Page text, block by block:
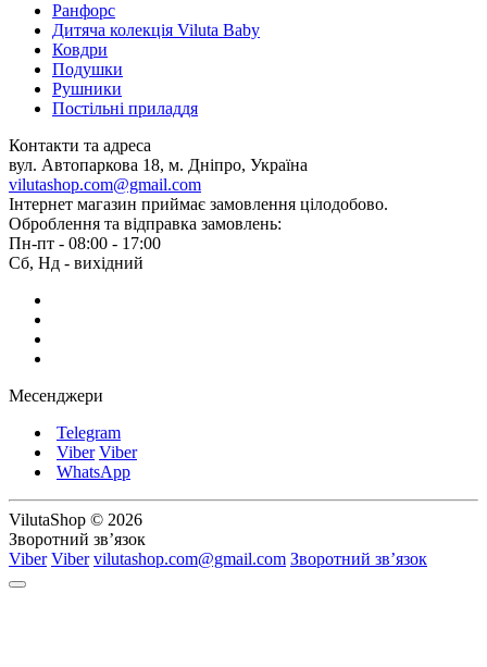
Ранфорс
Дитяча колекція Viluta Baby
Ковдри
Подушки
Рушники
Постільні приладдя
Контакти та адреса
вул. Автопаркова 18, м. Дніпро, Україна
vilutashop.com@gmail.com
Інтернет магазин приймає замовлення цілодобово.
Оброблення та відправка замовлень:
Пн-пт - 08:00 - 17:00
Сб, Нд - вихідний
Месенджери
Telegram
Viber Viber
WhatsApp
VilutaShop © 2026
Зворотний зв’язок
Viber Viber vilutashop.com@gmail.com Зворотний зв’язок